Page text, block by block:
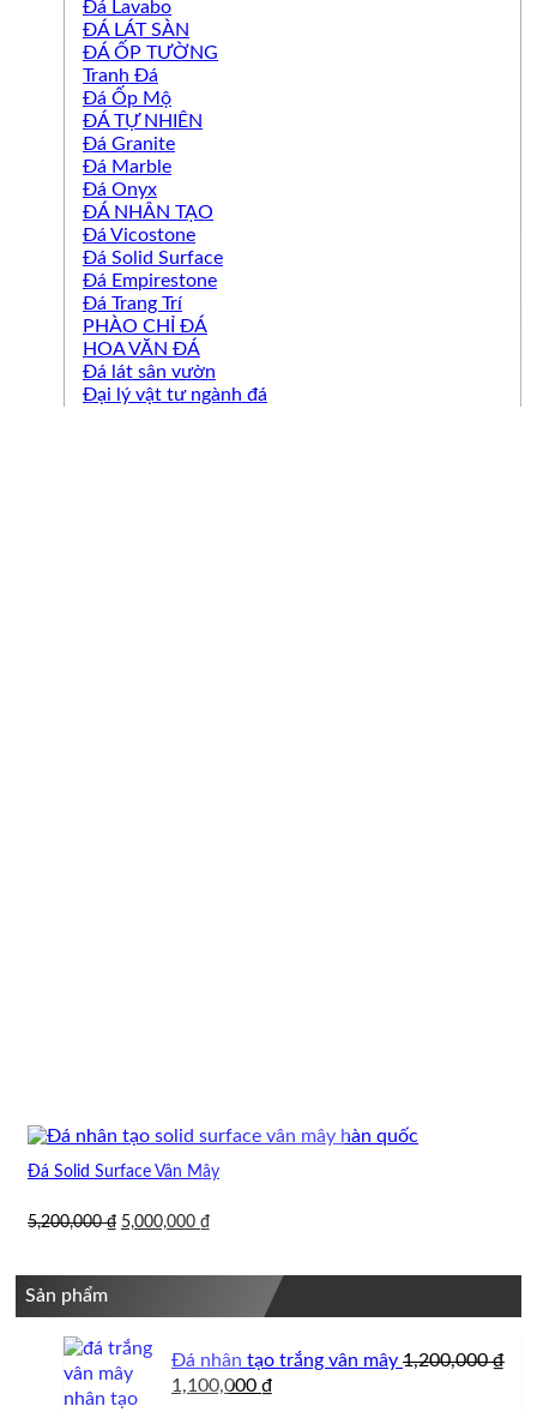
Đá Lavabo
ĐÁ LÁT SÀN
ĐÁ ỐP TƯỜNG
Tranh Đá
Đá Ốp Mộ
ĐÁ TỰ NHIÊN
Đá Granite
Đá Marble
Đá Onyx
ĐÁ NHÂN TẠO
Đá Vicostone
Đá Solid Surface
Đá Empirestone
Đá Trang Trí
PHÀO CHỈ ĐÁ
HOA VĂN ĐÁ
Đá lát sân vườn
Đại lý vật tư ngành đá
Đá Solid Surface Vân Mây
5,200,000₫ Giá
5,000,000 ₫Giá
5,000,000 ₫.
Sản phẩm
Đá nhân tạo trắng vân mây 1,200,000₫
Giá
1,100,000 ₫